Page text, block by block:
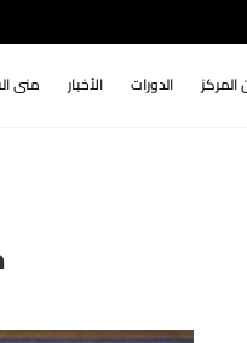
المركز الدورات الأخبار منى